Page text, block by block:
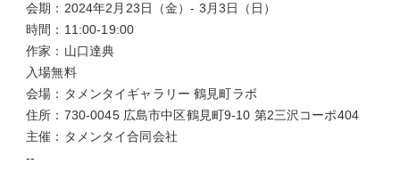
会期：2024年2月23日（⾦）- 3月3日（⽇）
時間：11:00-19:00
作家：山口達典
入場無料
会場：タメンタイギャラリー 鶴見町ラボ
住所：730-0045 広島市中区鶴見町9-10 第2三沢コーポ404
主催：タメンタイ合同会社
--